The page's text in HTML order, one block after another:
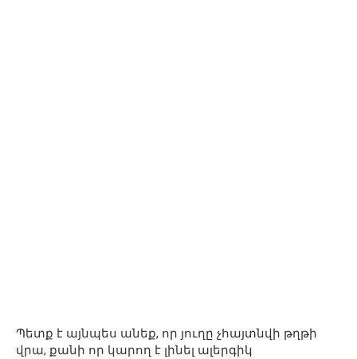
Պետք է այնպես անեք, որ յուղը չհայտնվի թղթի
վրա, քանի որ կարող է լինել ալերգիկ